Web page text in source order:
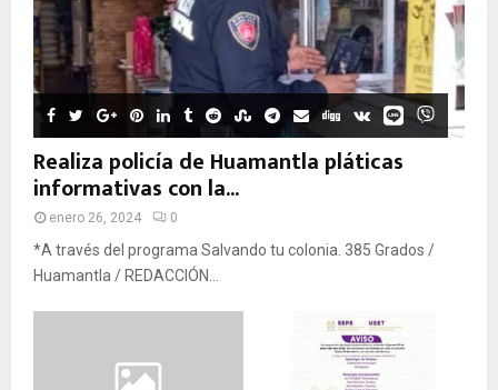
Realiza policía de Huamantla pláticas
informativas con la...
enero 26, 2024 0
*A través del programa Salvando tu colonia. 385 Grados /
Huamantla / REDACCIÓN...